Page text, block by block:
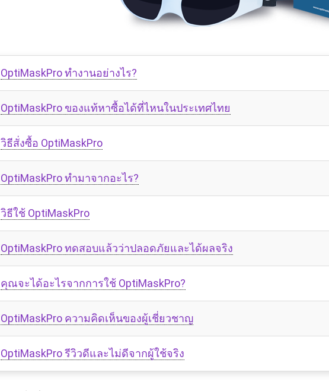
OptiMaskPro ทำงานอย่างไร?
OptiMaskPro ของแท้หาซื้อได้ที่ไหนในประเทศไทย
วิธีสั่งซื้อ OptiMaskPro
OptiMaskPro ทำมาจากอะไร?
วิธีใช้ OptiMaskPro
OptiMaskPro ทดสอบแล้วว่าปลอดภัยและได้ผลจริง
คุณจะได้อะไรจากการใช้ OptiMaskPro?
OptiMaskPro ความคิดเห็นของผู้เชี่ยวชาญ
OptiMaskPro รีวิวดีและไม่ดีจากผู้ใช้จริง